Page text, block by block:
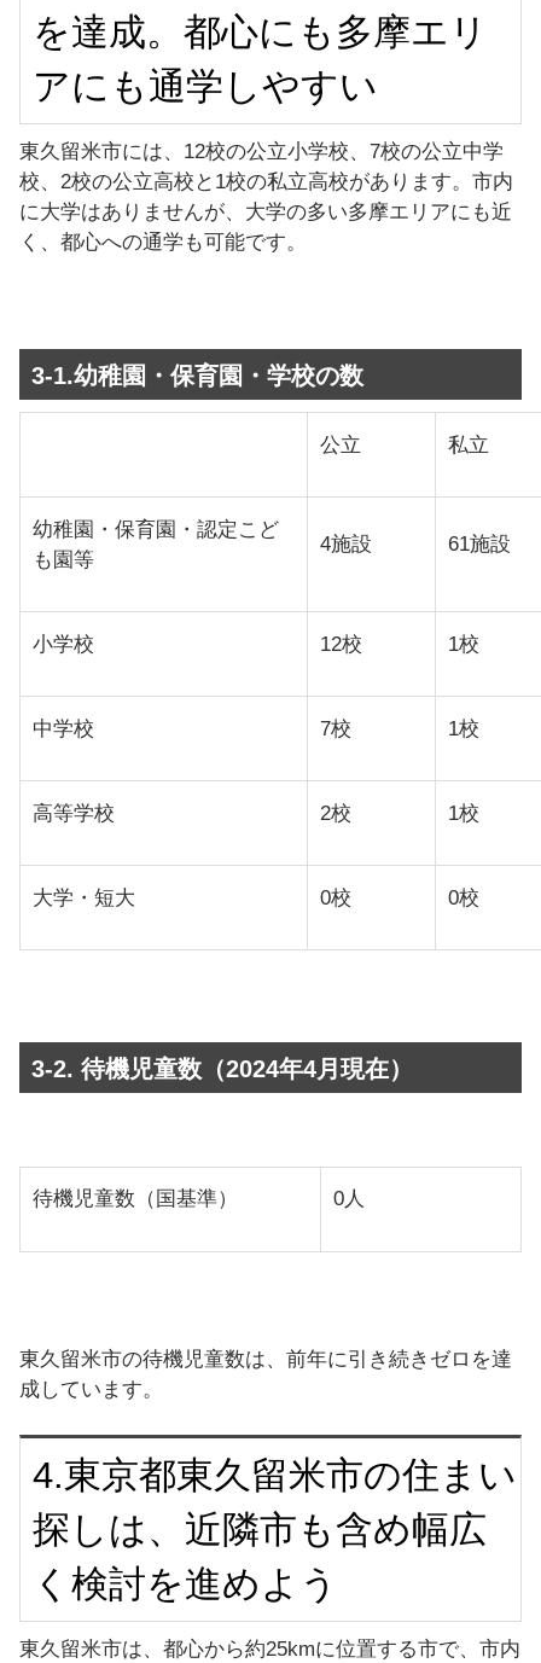
を達成。都心にも多摩エリ
アにも通学しやすい
東久留米市には、12校の公立小学校、7校の公立中学
校、2校の公立高校と1校の私立高校があります。市内
に大学はありませんが、大学の多い多摩エリアにも近
く、都心への通学も可能です。
3-1.幼稚園・保育園・学校の数
公立 私立
幼稚園・保育園・認定こど
も園等
4施設 61施設
小学校 12校 1校
中学校 7校 1校
高等学校 2校 1校
大学・短大 0校 0校
3-2. 待機児童数（2024年4月現在）
待機児童数（国基準） 0人
東久留米市の待機児童数は、前年に引き続きゼロを達
成しています。
4.東京都東久留米市の住まい
探しは、近隣市も含め幅広
く検討を進めよう
東久留米市は、都心から約25kmに位置する市で、市内